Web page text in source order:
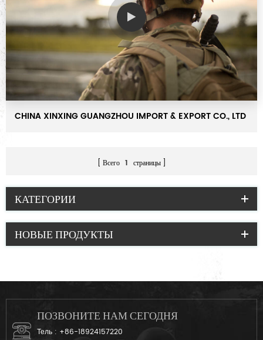
CHINA XINXING GUANGZHOU IMPORT & EXPORT CO., LTD
Всего 1 страницы
КАТЕГОРИИ
НОВЫЕ ПРОДУКТЫ
ПОЗВОНИТЕ НАМ СЕГОДНЯ
Тель : +86-18924157220